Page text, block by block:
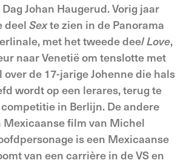
Johan Haugerud. Vorig jaar
deel Sexte zien in de Panorama
met het tweede deel Love,
naar Venetië om tenslotte met
over de 17-jarige Johenne die hals
wordt op een lerares, terug te
in Berlijn. De andere
Mexicaanse film van Michel
is een Mexicaanse
van een carrière in de VS en